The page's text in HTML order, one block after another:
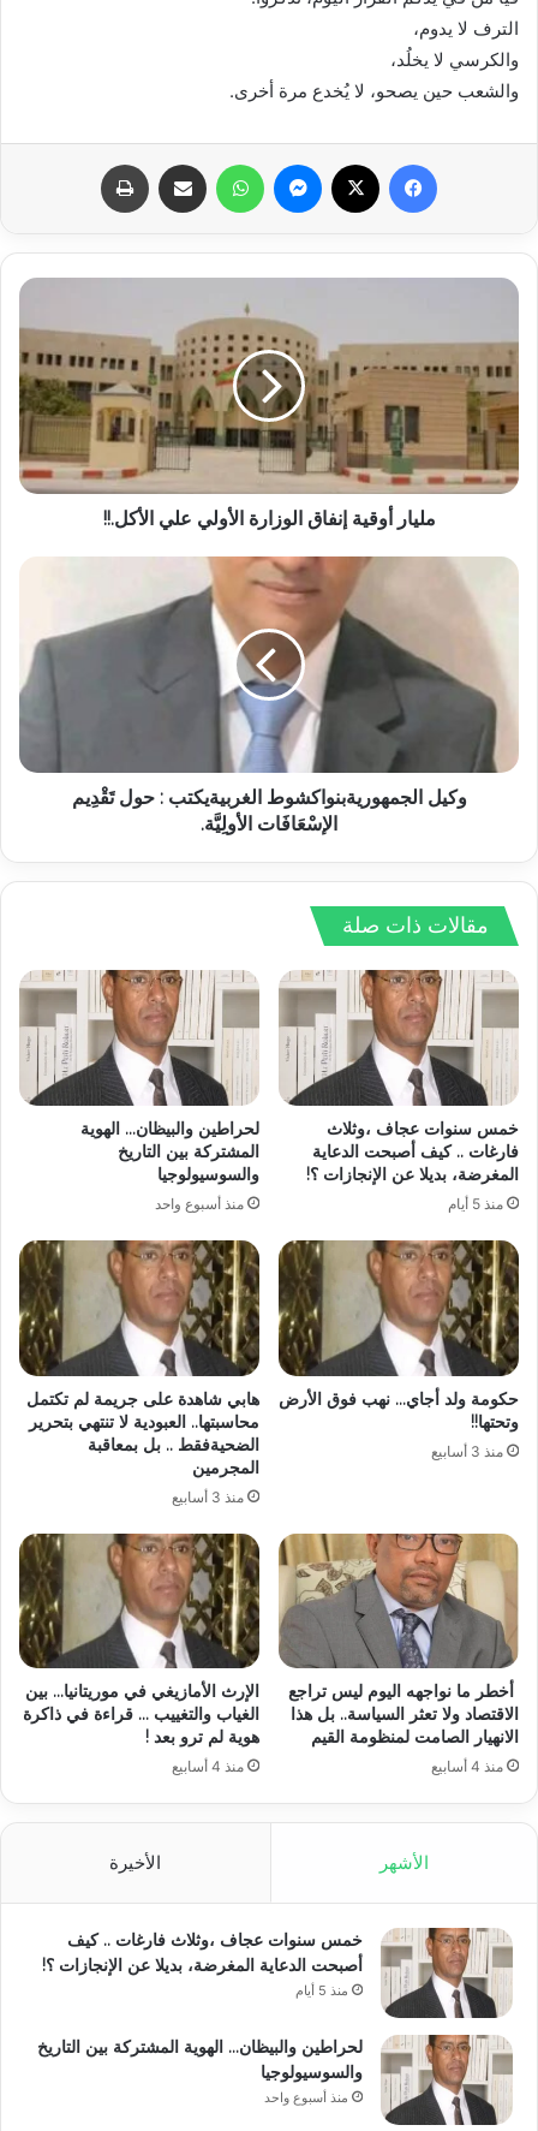
الترف لا يدوم،
والكرسي لا يخلُد،
والشعب حين يصحو، لا يُخدع مرة أخرى.
فيسبوك ماسنجر واتساب مشاركة عبر البريد
مليار أوقية إنفاق الوزارة الأولي علي الأكل.!!
وكيل الجمهوريةبنواكشوط الغربيةيكتب : حول تَقْدِيم
الإسْعَافَات الأولِيَّة.
مقالات ذات صلة
خمس سنوات عجاف ،وثلاث
فارغات .. كيف أصبحت الدعاية
المغرضة، بديلا عن الإنجازات ؟!
منذ 5 أيام
لحراطين والبيظان… الهوية
المشتركة بين التاريخ
والسوسيولوجيا
منذ أسبوع واحد
حكومة ولد أجاي… نهب فوق الأرض
وتحتها!!
منذ 3 أسابيع
هابي شاهدة على جريمة لم تكتمل
محاسبتها.. العبودية لا تنتهي بتحرير
الضحيةفقط .. بل بمعاقبة
المجرمين
منذ 3 أسابيع
أخطر ما نواجهه اليوم ليس تراجع
الاقتصاد ولا تعثر السياسة.. بل هذا
الانهيار الصامت لمنظومة القيم
منذ 4 أسابيع
الإرث الأمازيغي في موريتانيا… بين
الغياب والتغييب … قراءة في ذاكرة
هوية لم ترو بعد !
منذ 4 أسابيع
الأشهر الأخيرة
خمس سنوات عجاف ،وثلاث فارغات .. كيف
أصبحت الدعاية المغرضة، بديلا عن الإنجازات ؟!
منذ 5 أيام
لحراطين والبيظان… الهوية المشتركة بين التاريخ
والسوسيولوجيا
منذ أسبوع واحد